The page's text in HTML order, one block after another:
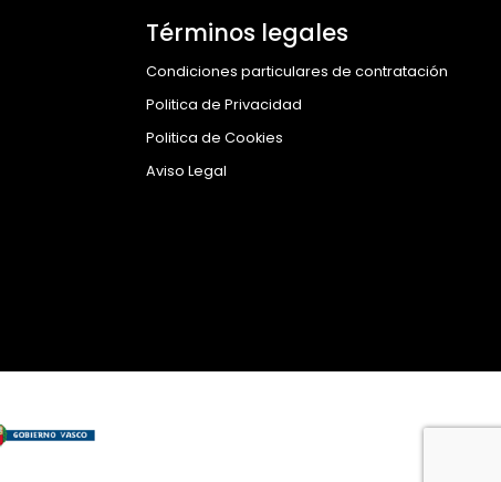
Términos legales
Condiciones particulares de contratación
Politica de Privacidad
Politica de Cookies
Aviso Legal